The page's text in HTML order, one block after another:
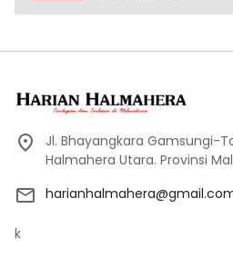
Jl. Bhayangkara Gamsungi-
Halmahera Utara. Provinsi
k